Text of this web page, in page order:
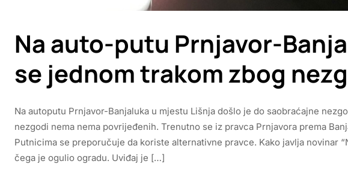
Na auto-putu Prnjavor-
se jednom trakom zbog
Na autoputu Prnjavor-Banjaluka u mjestu Lišnja došlo je do saobraćajne
nezgodi nema nema povrijeđenih. Trenutno se iz pravca Prnjavora prema
Putnicima se preporučuje da koriste alternativne pravce. Kako javlja novinar
čega je ogulio ogradu. Uviđaj je […]